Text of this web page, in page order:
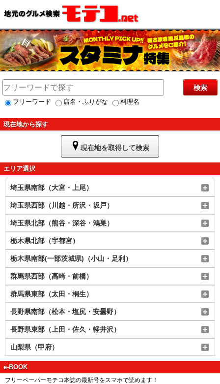
検索
フリーワード 店名・ふりがな 料理名
現在地から探す
現在地を取得して検索
エリア選択
埼玉県南部（大宮・上尾）
埼玉県西部（川越・所沢・坂戸）
埼玉県北部（熊谷・深谷・鴻巣）
栃木県北部（宇都宮）
栃木県南部(一部茨城県)（小山・足利）
群馬県西部（高崎・前橋）
群馬県東部（太田・桐生）
長野県南部（松本・塩尻・安曇野）
長野県東部（上田・佐久・軽井沢）
山梨県（甲府）
e-BOOK
フリーペーパーモテコ本誌の最新号をスマホで読めます！